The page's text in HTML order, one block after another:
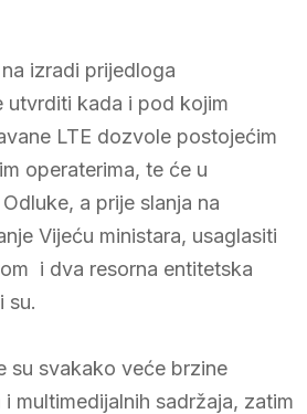
izradi prijedloga
utvrditi kada i pod kojim
LTE dozvole postojećim
operaterima, te će u
a prije slanja na
Vijeću ministara, usaglasiti
i dva resorna entitetska
su.
su svakako veće brzine
multimedijalnih sadržaja, zatim